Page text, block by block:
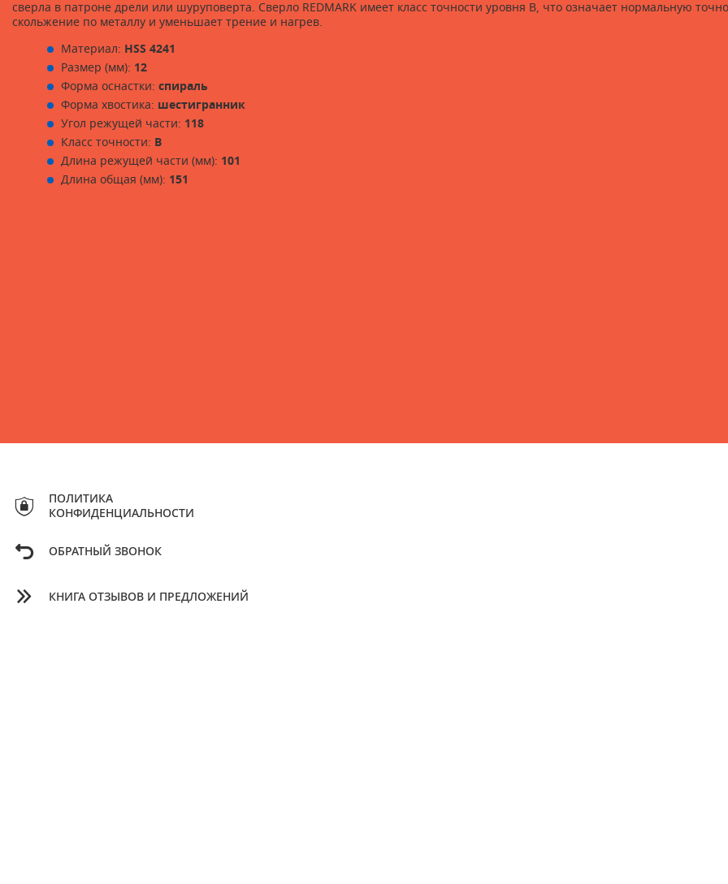
сверла в патроне дрели или шуруповерта. Сверло REDMARK имеет класс точности уровня B, что означает нормальную
скольжение по металлу и уменьшает трение и нагрев.
Материал: HSS 4241
Размер (мм): 12
Форма оснастки: спираль
Форма хвостика: шестигранник
Угол режущей части: 118
Класс точности: B
Длина режущей части (мм): 101
Длина общая (мм): 151
ПОЛИТИКА
КОНФИДЕНЦИАЛЬНОСТИ
ОБРАТНЫЙ ЗВОНОК
КНИГА ОТЗЫВОВ И ПРЕДЛОЖЕНИЙ